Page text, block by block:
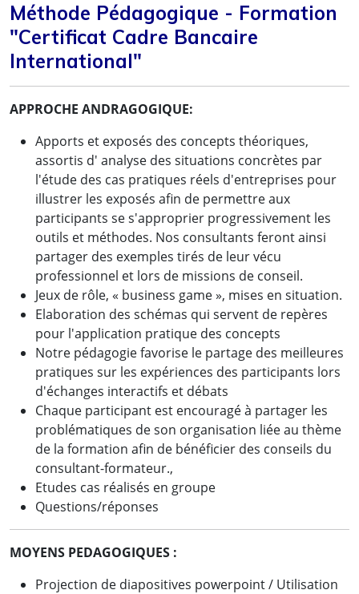
Méthode Pédagogique - Formation
"Certificat Cadre Bancaire
International"
APPROCHE ANDRAGOGIQUE:
Apports et exposés des concepts théoriques,
assortis d' analyse des situations concrètes par
l'étude des cas pratiques réels d'entreprises pour
illustrer les exposés afin de permettre aux
participants se s'approprier progressivement les
outils et méthodes. Nos consultants feront ainsi
partager des exemples tirés de leur vécu
professionnel et lors de missions de conseil.
Jeux de rôle, « business game », mises en situation.
Elaboration des schémas qui servent de repères
pour l'application pratique des concepts
Notre pédagogie favorise le partage des meilleures
pratiques sur les expériences des participants lors
d'échanges interactifs et débats
Chaque participant est encouragé à partager les
problématiques de son organisation liée au thème
de la formation afin de bénéficier des conseils du
consultant-formateur.,
Etudes cas réalisés en groupe
Questions/réponses
MOYENS PEDAGOGIQUES :
Projection de diapositives powerpoint / Utilisation